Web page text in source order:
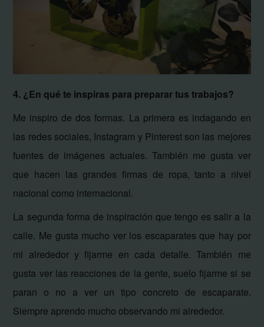
4. ¿En qué te inspiras para preparar tus trabajos?
Me inspiro de dos formas. La primera es indagando en
las redes sociales, Instagram y Pinterest son las mejores
fuentes de imágenes actuales. También me gusta ver
que hacen las grandes firmas de ropa, tanto a nivel
nacional como internacional.
La segunda forma de inspiración que tengo es salir a la
calle. Me gusta mucho ver los escaparates que hay por
mi alrededor y fijarme en cada detalle. También me
gusta ver las reacciones de la gente, suelo fijarme si se
paran o no a ver un tipo concreto de escaparate.
Siempre aprendo mucho observando mi alrededor.